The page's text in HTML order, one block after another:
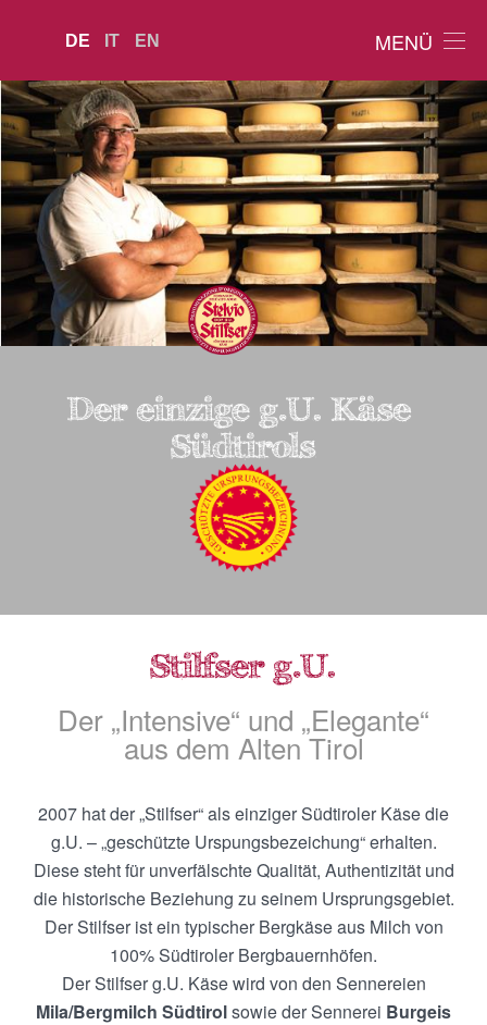
MENÜ
DE IT EN
Der „Intensive“ und „Elegante“
aus dem Alten Tirol
2007 hat der „Stilfser“ als einziger Südtiroler Käse die
g.U. – „geschützte Urspungsbezeichung“ erhalten.
Diese steht für unverfälschte Qualität, Authentizität und
die historische Beziehung zu seinem Ursprungsgebiet.
Der Stilfser ist ein typischer Bergkäse aus Milch von
100% Südtiroler Bergbauernhöfen.
Der Stilfser g.U. Käse wird von den Sennereien
Mila/Bergmilch Südtirolsowie der Sennerei Burgeis